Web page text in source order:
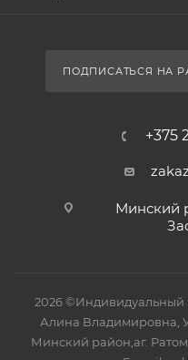
ПОДПИСАТЬСЯ НА
+375
Минский
2026 ©Индивидуальный
Алина Владимировна,
Минский район,аг.